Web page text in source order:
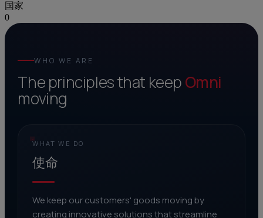
国家
0
WHO WE ARE
The principles that keepOmni
moving
WHAT WE DO
使命
We keep our customers' goods moving by
creating innovative solutions that streamline